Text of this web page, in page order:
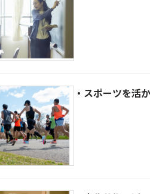
・スポーツを活